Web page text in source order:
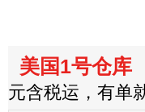
美国1号仓库
元含税运，有单